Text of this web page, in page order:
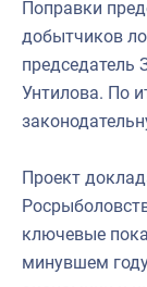
Поправки
добытчиков
председатель
Унтилова. По
Проект
ключевые
минувшем